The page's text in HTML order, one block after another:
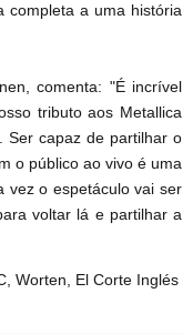
completa a uma história
comenta: "É incrível
tributo aos Metallica
Ser capaz de partilhar o
o público ao vivo é uma
vez o espetáculo vai ser
voltar lá e partilhar a
Worten, El Corte Inglés